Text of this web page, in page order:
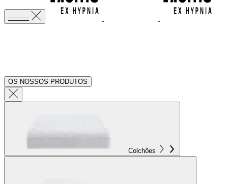
OS NOSSOS PRODUTOS
Colchões